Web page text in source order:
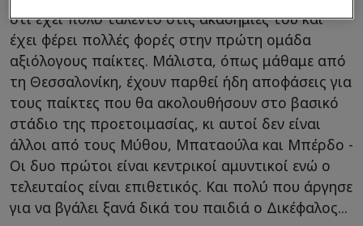
ότι έχει πολύ ταλέντο στις ακαδημίες του και
έχει φέρει πολλές φορές στην πρώτη ομάδα
αξιόλογους παίκτες. Μάλιστα, όπως μάθαμε από
τη Θεσσαλονίκη, έχουν παρθεί ήδη αποφάσεις για
τους παίκτες που θα ακολουθήσουν στο βασικό
στάδιο της προετοιμασίας, κι αυτοί δεν είναι
άλλοι από τους Μύθου, Μπαταούλα και Μπέρδο -
Οι δυο πρώτοι είναι κεντρικοί αμυντικοί ενώ ο
τελευταίος είναι επιθετικός. Και πολύ που άργησε
για να βγάλει ξανά δικά του παιδιά ο Δικέφαλος...